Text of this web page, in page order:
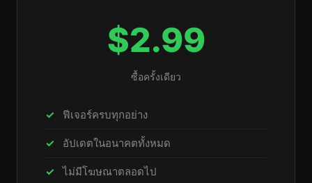
$2.99
ซื้อครั้งเดียว
ฟีเจอร์ครบทุกอย่าง
อัปเดตในอนาคตทั้งหมด
ไม่มีโฆษณาตลอดไป